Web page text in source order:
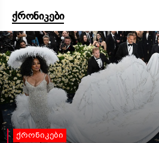
ქრონიკები
ქრონიკები